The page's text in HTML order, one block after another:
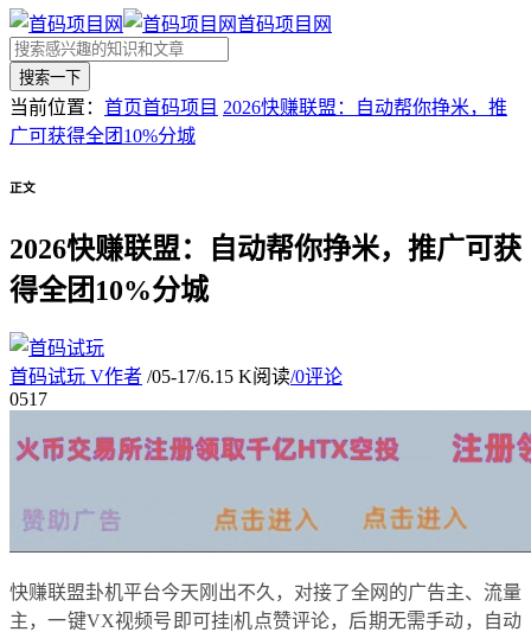
首码项目网
搜索一下
当前位置： 首页首码项目 2026快赚联盟：自动帮你挣米，推
广可获得全团10%分城
正文
2026快赚联盟：自动帮你挣米，推广可获
得全团10%分城
首码试玩 V作者 /05-17/6.15 K阅读/0评论
0517
快赚联盟卦机平台今天刚出不久，对接了全网的广告主、流量
主，一键VX视频号即可挂|机点赞评论，后期无需手动，自动